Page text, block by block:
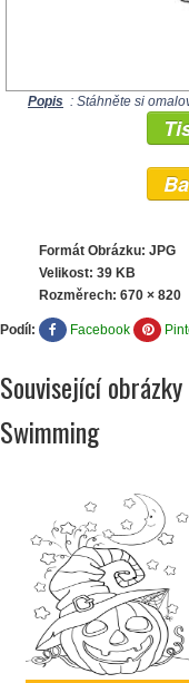
Popis : Stáhněte si
Formát Obrázku: JPG
Velikost: 39 KB
Rozměrech: 670 × 820
Podíl: Facebook
Související
Swimming